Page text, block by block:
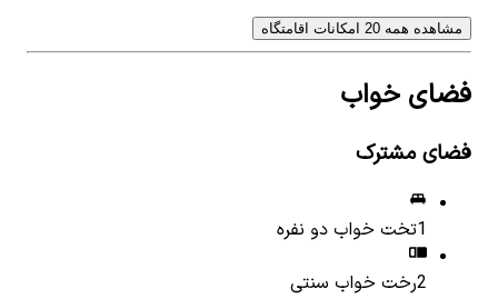
مشاهده همه 20 امکانات اقامتگاه
فضای خواب
فضای مشترک
1تخت خواب دو نفره
2رخت خواب سنتی